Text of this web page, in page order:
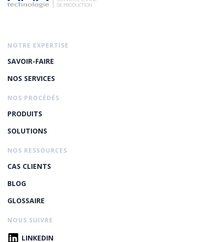
NOTRE EXPERTISE
SAVOIR-FAIRE
NOS SERVICES
NOS PROCÉDÉS
PRODUITS
SOLUTIONS
NOS RESSOURCES
CAS CLIENTS
BLOG
GLOSSAIRE
NOUS SUIVRE
LINKEDIN